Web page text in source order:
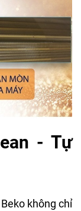
- Tự
không chỉ